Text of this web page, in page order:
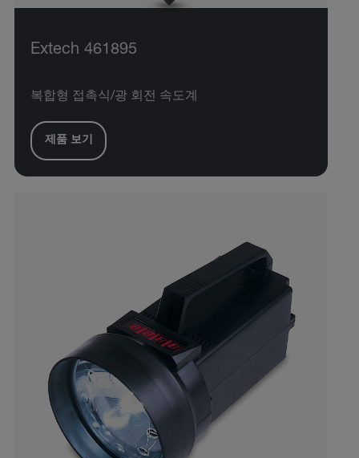
Extech 461895
복합형 접촉식/광 회전 속도계
제품 보기